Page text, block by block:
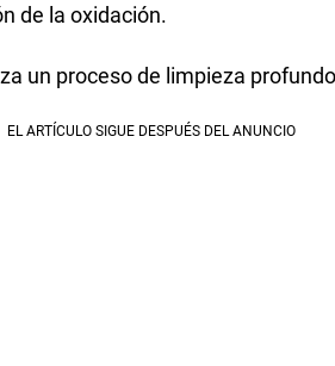
de la oxidación.
un proceso de limpieza